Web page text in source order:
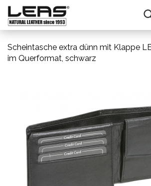
Scheintasche extra dünn mit Klappe
im Querformat, schwarz